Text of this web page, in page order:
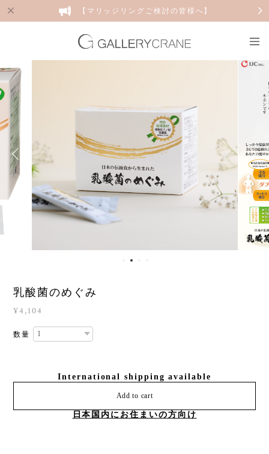
【マリッジリングご検討の皆様へ】
乳酸菌のめぐみ
¥4,104
数量
International shipping available
Add to cart
日本国内にお住まいの方向け